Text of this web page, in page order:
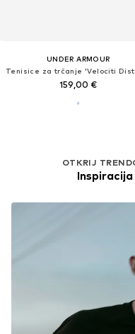
UNDER ARMOUR
159,00 €
OTKRIJ